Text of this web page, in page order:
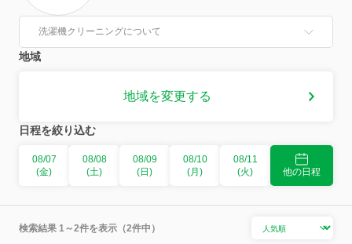
洗濯機クリーニングについて
地域
地域を変更する
日程を絞り込む
08/07
(金)
08/08
(土)
08/09
(日)
08/10
(月)
08/11
(火)
他の日程
検索結果 1～2件を表示（2件中）